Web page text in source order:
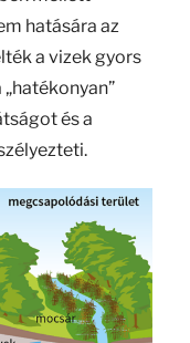
hatására az
a vizek gyors
és a